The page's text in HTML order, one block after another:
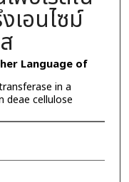
เอนไซม์
Language of
in a
deae cellulose